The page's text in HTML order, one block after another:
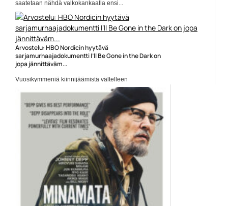
saatetaan nähdä valkokankaalla ensi...
Elokuvauutiset
Arvostelu: HBO Nordicin hyytävä
sarjamurhaajadokumentti I’ll Be Gone in the Dark on
jopa jännittäväm...
Vuosikymmeniä kiinnijäämistä vältelleen
sarjamurhaajan selvittelystä kertova HBO Nordicin...